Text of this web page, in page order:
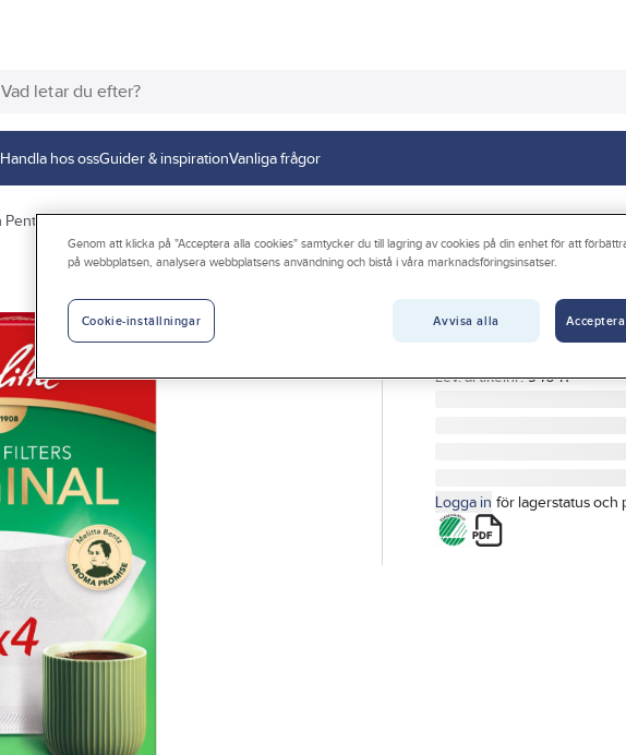
Handla hos ossGuider & inspirationVanliga frågor
Pentry Engångsprodukter
Kaffefilter
KAFFEFILTER 1X4
Lev. artikelnr: 94641
Logga in för lagerstatus och
Genom att klicka på "Acceptera alla cookies" samtycker du till lagring av cookies på din enhet för att
på webbplatsen, analysera webbplatsens användning och bistå i våra marknadsföringsinsatser.
Avvisa alla
Cookie-inställningar